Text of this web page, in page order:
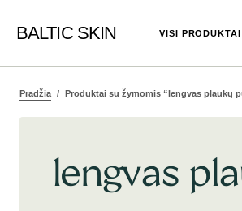
BALTIC SKIN VISI PRODUKTAI
Pradžia Produktai su žymomis “lengvas plaukų
lengvas